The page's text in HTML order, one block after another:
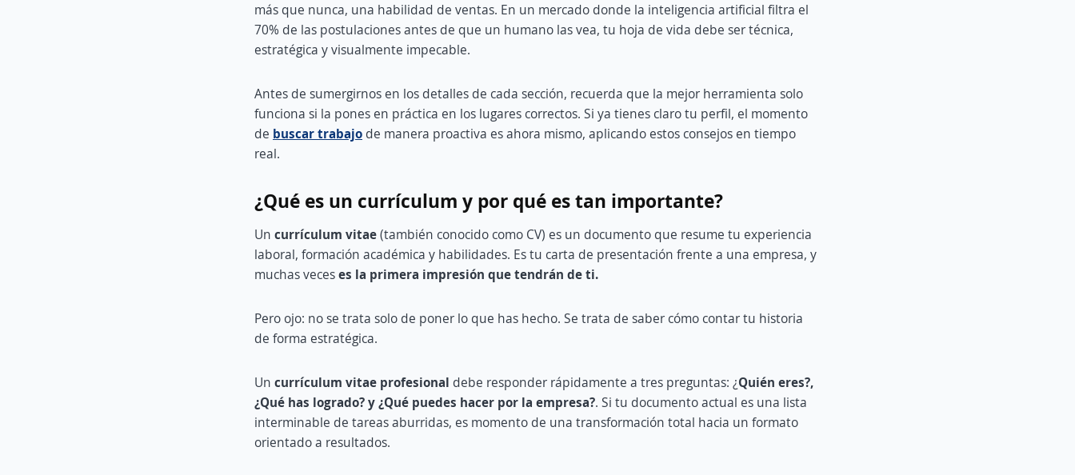
más que nunca, una habilidad de ventas. En un mercado donde la inteligencia artificial filtra el
70% de las postulaciones antes de que un humano las vea, tu hoja de vida debe ser técnica,
estratégica y visualmente impecable.
Antes de sumergirnos en los detalles de cada sección, recuerda que la mejor herramienta solo
funciona si la pones en práctica en los lugares correctos. Si ya tienes claro tu perfil, el momento
de buscar trabajo de manera proactiva es ahora mismo, aplicando estos consejos en tiempo
real.
¿Qué es un currículum y por qué es tan importante?
Un currículum vitae(también conocido como CV) es un documento que resume tu experiencia
laboral, formación académica y habilidades. Es tu carta de presentación frente a una empresa, y
muchas veceses la primera impresión que tendrán de ti.
Pero ojo: no se trata solo de poner lo que has hecho. Se trata de saber cómo contar tu historia
de forma estratégica.
Un currículum vitae profesional debe responder rápidamente a tres preguntas: ¿Quién eres?,
¿Qué has logrado? y ¿Qué puedes hacer por la empresa?. Si tu documento actual es una lista
interminable de tareas aburridas, es momento de una transformación total hacia un formato
orientado a resultados.